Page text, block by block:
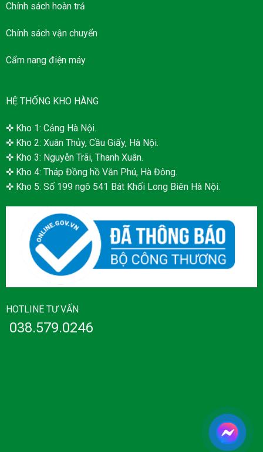
Chính sách hoàn trả
Chính sách vận chuyển
Cẩm nang điện máy
HỆ THỐNG KHO HÀNG
✜ Kho 1: Cảng Hà Nội.
✜ Kho 2: Xuân Thủy, Cầu Giấy, Hà Nội.
✜ Kho 3: Nguyễn Trãi, Thanh Xuân.
✜ Kho 4: Tháp Đồng hồ Văn Phú, Hà Đông.
✜ Kho 5: Số 199 ngõ 541 Bát Khối Long Biên Hà Nội.
HOTLINE TƯ VẤN
038.579.0246